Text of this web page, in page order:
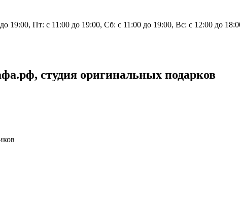
19:00, Пт: с 11:00 до 19:00, Сб: с 11:00 до 19:00, Вс: с 12:00 до
студия оригинальных подарков